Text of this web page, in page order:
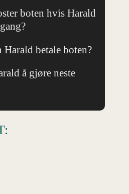
boten hvis Harald
betale boten?
å gjøre neste